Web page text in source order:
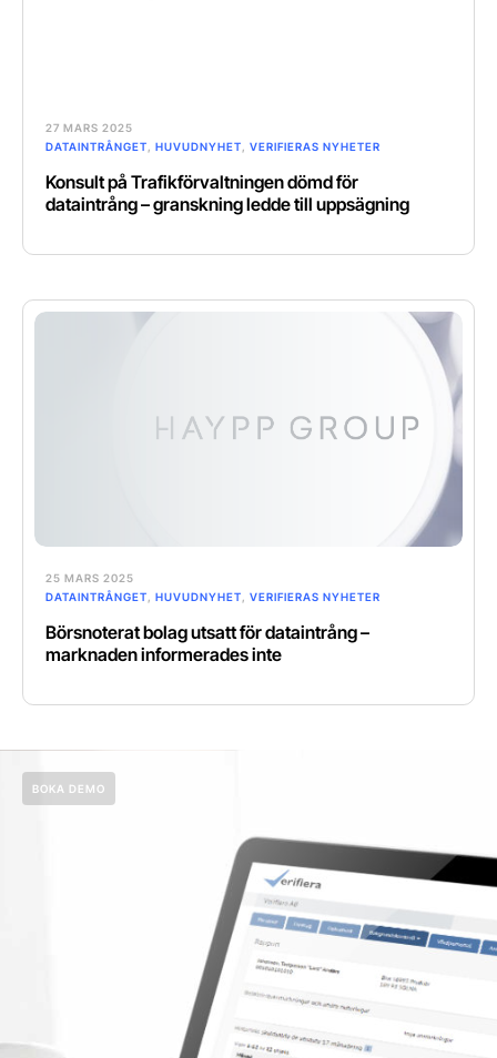
27 MARS 2025
DATAINTRÅNGET
HUVUDNYHET VERIFIERAS NYHETER
Konsult på Trafikförvaltningen dömd för
dataintrång – granskning ledde till uppsägning
25 MARS 2025
DATAINTRÅNGET
HUVUDNYHET VERIFIERAS NYHETER
Börsnoterat bolag utsatt för dataintrång –
marknaden informerades inte
BOKA DEMO